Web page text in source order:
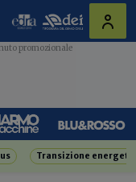
Transizione